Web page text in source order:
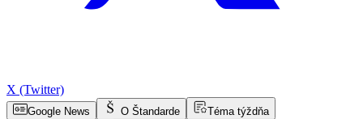
X (Twitter)
Google News O Štandarde
Téma týždňa